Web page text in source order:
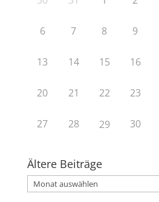
6 7 8 9
13 14 15 16
20 21 22 23
27 28 29 30
Ältere Beiträge
Ältere
Beiträge